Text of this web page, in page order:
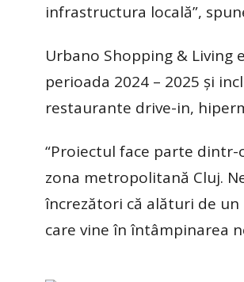
infrastructura locală”,
Urbano Shopping & Living
perioada 2024 – 2025 și
restaurante drive-in,
“Proiectul face parte
zona metropolitană Cluj.
încrezători că alături de
care vine în întâmpinarea